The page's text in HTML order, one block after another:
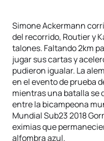
Simone Ackermann
del recorrido, Routier y
talones. Faltando 2km
jugar sus cartas y
pudieron igualar. La
en el evento de prueba
mientras una batalla se
entre la bicampeona
Mundial Sub23 2018
eximias que
alfombra azul.